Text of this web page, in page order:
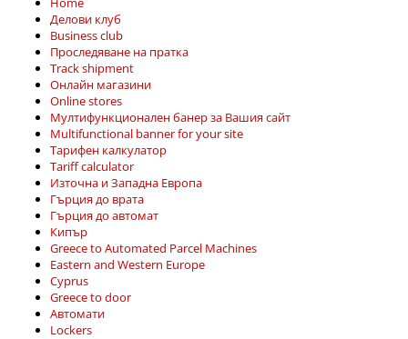
Делови клуб
Business club
Проследяване на пратка
Track shipment
Онлайн магазини
Online stores
Мултифункционален банер за Вашия сайт
Multifunctional banner for your site
Тарифен калкулатор
Tariff calculator
Източна и Западна Европа
Гърция до врата
Гърция до автомат
Кипър
Greece to Automated Parcel Machines
Eastern and Western Europe
Cyprus
Greece to door
Автомати
Lockers